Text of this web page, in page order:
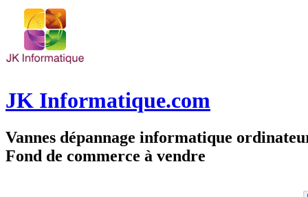
JK Informatique.com
Vannes dépannage informatique
Fond de commerce à vendre